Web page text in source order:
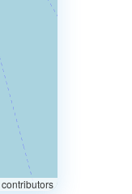
contributors